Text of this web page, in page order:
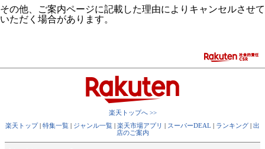
その他、ご案内ページに記載した理由によりキャンセルさせて
いただく場合があります。
楽天トップへ >>
楽天トップ| 特集一覧 | ジャンル一覧 | 楽天市場アプリ | スーパーDEAL | ランキング | 出
店のご案内